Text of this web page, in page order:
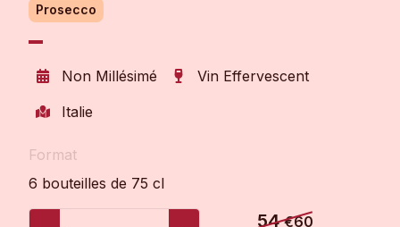
Prosecco
Non Millésimé
Vin Effervescent
Italie
Format
6 bouteilles de 75 cl
54€60